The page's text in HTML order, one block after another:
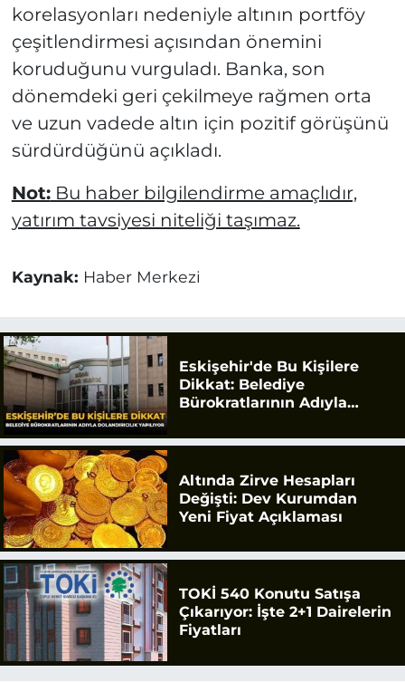
korelasyonları nedeniyle altının portföy
çeşitlendirmesi açısından önemini
koruduğunu vurguladı. Banka, son
dönemdeki geri çekilmeye rağmen orta
ve uzun vadede altın için pozitif görüşünü
sürdürdüğünü açıkladı.
Not:Bu haber bilgilendirme amaçlıdır,
yatırım tavsiyesi niteliği taşımaz.
Kaynak: Haber Merkezi
Eskişehir'de Bu Kişilere
Dikkat: Belediye
Bürokratlarının Adıyla
Altında Zirve Hesapları
Değişti: Dev Kurumdan
Yeni Fiyat Açıklaması
TOKİ 540 Konutu Satışa
Çıkarıyor: İşte 2+1 Dairelerin
Fiyatları